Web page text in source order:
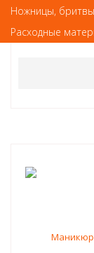
Ножницы,
Расходные